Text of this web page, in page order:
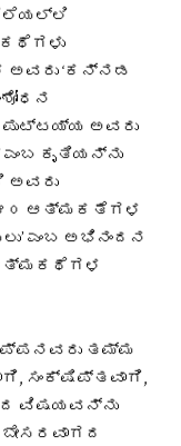
ಅವರು ‘ಕನ್ನಡ
ಪುಟ್ಟಯ್ಯ ಅವರು
ಕೃತಿಯನ್ನು
ಅವರು
೫೦ ಆತ್ಮಕತೆಗಳ
ಎಂಬ ಅಭಿನಂದನ
ತಮ್ಮ
ಸಂಕ್ಷಿಪ್ತವಾಗಿ,
ವಿಷಯವನ್ನು